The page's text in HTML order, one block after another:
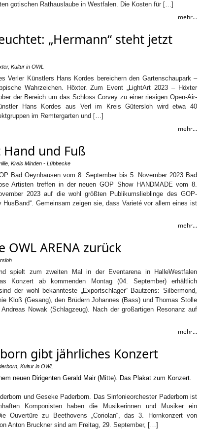
gotischen Rathauslaube in Westfalen. Die Kosten für […]
mehr...
„Hermann“ steht jetzt
, Kultur in OWL
Verler Künstlers Hans Kordes bereichern den Gartenschaupark –
Wahrzeichen. Höxter. Zum Event „LightArt 2023 – Höxter
der Bereich um das Schloss Corvey zu einer riesigen Open-Air-
Hans Kordes aus Verl im Kreis Gütersloh wird etwa 40
im Remtergarten und […]
mehr...
Hand und Fuß
Kreis Minden - Lübbecke
Bad Oeynhausen vom 8. September bis 5. November 2023 Bad
Artisten treffen in der neuen GOP Show HANDMADE vom 8.
2023 auf die wohl größten Publikumslieblinge des GOP-
HusBand“. Gemeinsam zeigen sie, dass Varieté vor allem eines ist
mehr...
ARENA zurück
spielt zum zweiten Mal in der Eventarena in HalleWestfalen
Konzert ab kommenden Montag (04. September) erhältlich
der wohl bekannteste „Exportschlager“ Bautzens: Silbermond,
Kloß (Gesang), den Brüdern Johannes (Bass) und Thomas Stolle
Nowak (Schlagzeug). Nach der großartigen Resonanz auf
mehr...
gibt jährliches Konzert
Kultur in OWL
und Geseke Paderborn. Das Sinfonieorchester Paderborn ist
Komponisten haben die Musikerinnen und Musiker ein
Ouvertüre zu Beethovens „Coriolan“, das 3. Hornkonzert von
Anton Bruckner sind am Freitag, 29. September, […]